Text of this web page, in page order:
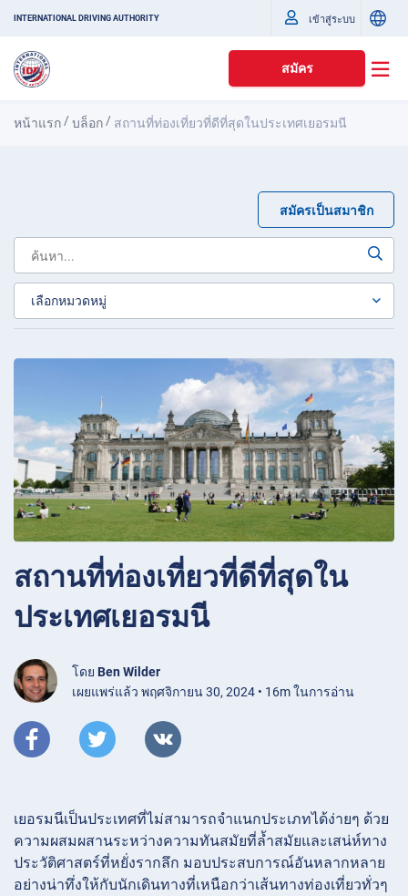
INTERNATIONAL DRIVING AUTHORITY เข้าสู่ระบบ
สมัคร
หน้าแรก /บล็อก / สถานที่ท่องเที่ยวที่ดีที่สุดในประเทศเยอรมนี
สมัครเป็นสมาชิก
สถานที่ท่องเที่ยวที่ดีที่สุดใน
ประเทศเยอรมนี
โดย Ben Wilder
เผยแพร่แล้ว พฤศจิกายน 30, 2024 • 16m ในการอ่าน
เยอรมนีเป็นประเทศที่ไม่สามารถจำแนกประเภทได้ง่ายๆ ด้วย
ความผสมผสานระหว่างความทันสมัยที่ล้ำสมัยและเสน่ห์ทาง
ประวัติศาสตร์ที่หยั่งรากลึก มอบประสบการณ์อันหลากหลาย
อย่างน่าทึ่งให้กับนักเดินทางที่เหนือกว่าเส้นทางท่องเที่ยวทั่วๆ